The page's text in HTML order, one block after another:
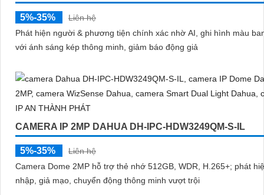
5%-35%
Liên hệ
Phát hiện người & phương tiện chính xác nhờ AI, ghi hình màu
với ánh sáng kép thông minh, giảm báo động giả
CAMERA IP 2MP DAHUA DH-IPC-HDW3249QM-S-IL
5%-35%
Liên hệ
Camera Dome 2MP hỗ trợ thẻ nhớ 512GB, WDR, H.265+; phát
nhập, giả mạo, chuyển động thông minh vượt trội